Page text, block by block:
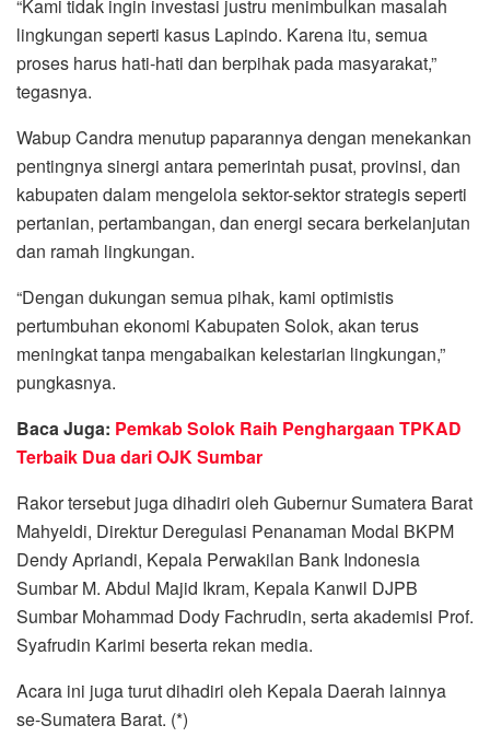
“Kami tidak ingin investasi justru menimbulkan masalah
lingkungan seperti kasus Lapindo. Karena itu, semua
proses harus hati-hati dan berpihak pada masyarakat,”
tegasnya.
Wabup Candra menutup paparannya dengan menekankan
pentingnya sinergi antara pemerintah pusat, provinsi, dan
kabupaten dalam mengelola sektor-sektor strategis seperti
pertanian, pertambangan, dan energi secara berkelanjutan
dan ramah lingkungan.
“Dengan dukungan semua pihak, kami optimistis
pertumbuhan ekonomi Kabupaten Solok, akan terus
meningkat tanpa mengabaikan kelestarian lingkungan,”
pungkasnya.
Baca Juga: Pemkab Solok Raih Penghargaan TPKAD
Terbaik Dua dari OJK Sumbar
Rakor tersebut juga dihadiri oleh Gubernur Sumatera Barat
Mahyeldi, Direktur Deregulasi Penanaman Modal BKPM
Dendy Apriandi, Kepala Perwakilan Bank Indonesia
Sumbar M. Abdul Majid Ikram, Kepala Kanwil DJPB
Sumbar Mohammad Dody Fachrudin, serta akademisi Prof.
Syafrudin Karimi beserta rekan media.
Acara ini juga turut dihadiri oleh Kepala Daerah lainnya
se-Sumatera Barat. (*)